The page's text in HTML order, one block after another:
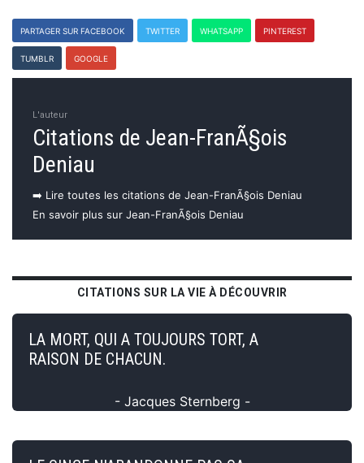
PARTAGER SUR FACEBOOK TWITTER WHATSAPP PINTEREST
TUMBLR GOOGLE
L'auteur
Citations de Jean-FranÃ§ois
Deniau
➡️ Lire toutes les citations de Jean-FranÃ§ois Deniau
En savoir plus sur Jean-FranÃ§ois Deniau
CITATIONS SUR LA VIE À DÉCOUVRIR
LA MORT, QUI A TOUJOURS TORT, A
RAISON DE CHACUN.
- Jacques Sternberg -